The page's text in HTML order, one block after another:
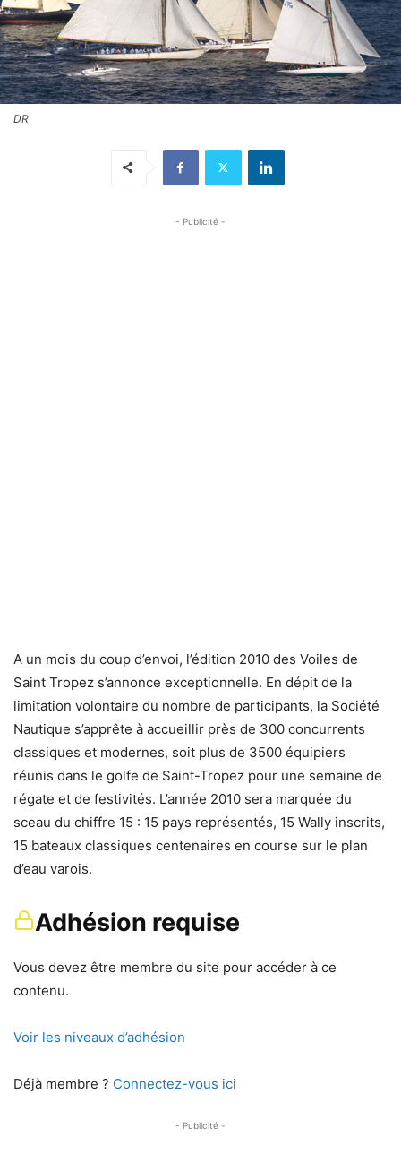
DR
- Publicité -
A un mois du coup d’envoi, l’édition 2010 des Voiles de
Saint Tropez s’annonce exceptionnelle. En dépit de la
limitation volontaire du nombre de participants, la Société
Nautique s’apprête à accueillir près de 300 concurrents
classiques et modernes, soit plus de 3500 équipiers
réunis dans le golfe de Saint-Tropez pour une semaine de
régate et de festivités. L’année 2010 sera marquée du
sceau du chiffre 15 : 15 pays représentés, 15 Wally inscrits,
15 bateaux classiques centenaires en course sur le plan
d’eau varois.
Adhésion requise
Vous devez être membre du site pour accéder à ce
contenu.
Voir les niveaux d’adhésion
Déjà membre ? Connectez-vous ici
- Publicité -